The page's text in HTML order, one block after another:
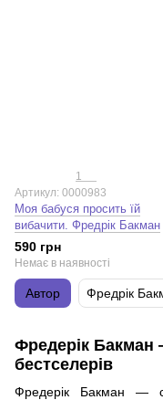
Фредерік Бакман
бестселерів
Фредерік Бакман —
1
Артикул: 0000983
Моя бабуся просить їй
вибачити. Фредрік Бакман
590 грн
Немає в наявності
Автор Фредрік